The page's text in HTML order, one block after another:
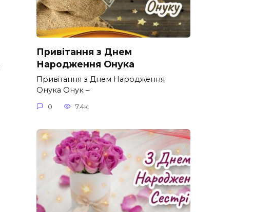
Привітання з Днем
Народження Онука
Привітання з Днем Народження
Онука Онук –
0 7.4к.